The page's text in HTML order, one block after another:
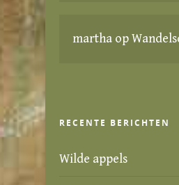
martha op
RECENTE BERICHTEN
Wilde appels